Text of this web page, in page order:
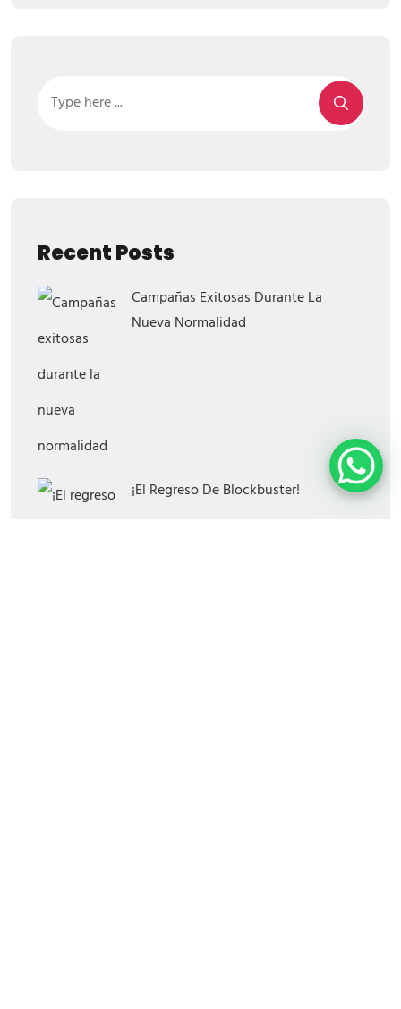
Recent Posts
Campañas Exitosas Durante La
Nueva Normalidad
¡El Regreso De Blockbuster!